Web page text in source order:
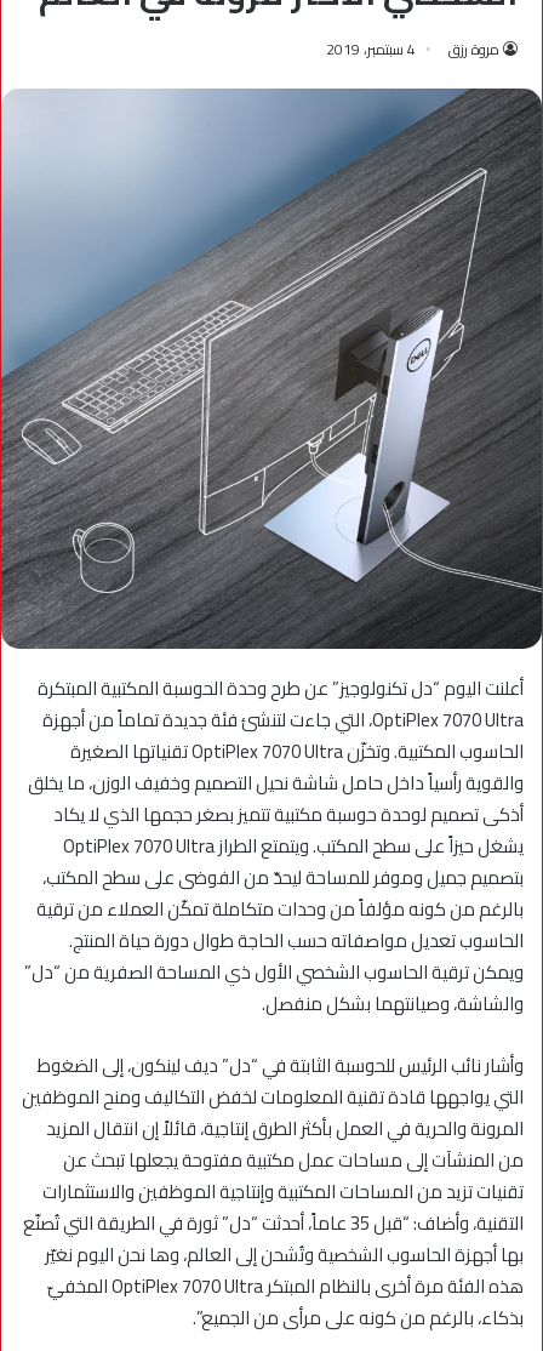
مروة رزق 4 سبتمبر، 2019
أعلنت اليوم “دل تكنولوجيز” عن طرح وحدة الحوسبة المكتبية المبتكرة
OptiPlex 7070 Ultra، التي جاءت لتنشئ فئة جديدة تماماً من أجهزة
الحاسوب المكتبية. وتخزّن OptiPlex 7070 Ultra تقنياتها الصغيرة
والقوية رأسياً داخل حامل شاشة نحيل التصميم وخفيف الوزن، ما يخلق
أذكى تصميم لوحدة حوسبة مكتبية تتميز بصغر حجمها الذي لا يكاد
يشغل حيزاً على سطح المكتب. ويتمتع الطراز OptiPlex 7070 Ultra
بتصميم جميل وموفر للمساحة ليحدّ من الفوضى على سطح المكتب،
بالرغم من كونه مؤلفاً من وحدات متكاملة تمكّن العملاء من ترقية
الحاسوب تعديل مواصفاته حسب الحاجة طوال دورة حياة المنتج.
ويمكن ترقية الحاسوب الشخصي الأول ذي المساحة الصفرية من “دل”
والشاشة، وصيانتهما بشكل منفصل.
وأشار نائب الرئيس للحوسبة الثابتة في “دل” ديف لينكون، إلى الضغوط
التي يواجهها قادة تقنية المعلومات لخفض التكاليف ومنح الموظفين
المرونة والحرية في العمل بأكثر الطرق إنتاجية، قائلاً إن انتقال المزيد
من المنشآت إلى مساحات عمل مكتبية مفتوحة يجعلها تبحث عن
تقنيات تزيد من المساحات المكتبية وإنتاجية الموظفين والاستثمارات
التقنية، وأضاف: “قبل 35 عاماً، أحدثت “دل” ثورة في الطريقة التي تُصنّع
بها أجهزة الحاسوب الشخصية وتُشحن إلى العالم، وها نحن اليوم نغيّر
هذه الفئة مرة أخرى بالنظام المبتكر OptiPlex 7070 Ultra المخفيّ
بذكاء، بالرغم من كونه على مرأى من الجميع”.